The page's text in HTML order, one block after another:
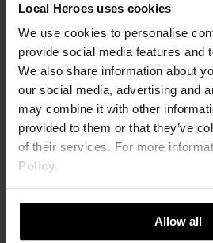
Local Heroes uses cookies
We use cookies to personalise
provide social media features and
We also share information about
our social media, advertising and
may combine it with other
provided to them or that they’ve
of their services. For more
Policy.
Allow all